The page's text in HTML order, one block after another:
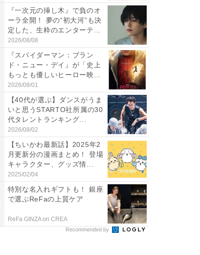
『一次元の挿し木』で負のオ
ーラ全開！ 夢の“初大河”も決
定した、生粋のエンターテ...
2026/08/08
『スパイダーマン：ブラン
ド・ニュー・デイ』が「史上
もっとも優しいヒーロー映
画」に...
2026/08/01
【40代が選ぶ】ダンスがうま
いと思うSTARTO社所属の30
代タレントランキング...
2026/08/02
【ちいかわ最新話】2025年2
月更新分の漫画まとめ！ 登場
キャラクター、グッズ情...
2025/02/04
特別な名入れギフトも！ 銀座
で選ぶReFaの上質ケア
ReFa GINZA on CREA
Recommended by